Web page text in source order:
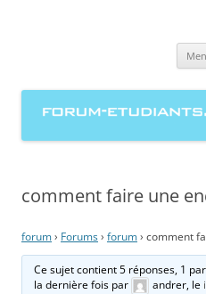
étudiante à
comment faire une
forum› Forums› forum› comment
Ce sujet contient 5 réponses, 1
la dernière fois par
andrer, le